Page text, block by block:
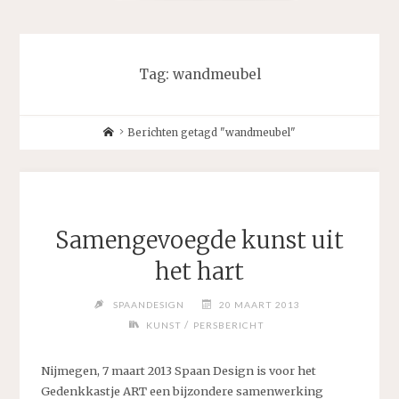
Tag: wandmeubel
HomeBerichten getagd "wandmeubel"
Samengevoegde kunst uit
het hart
SPAANDESIGN
20 MAART 2013
KUNST / PERSBERICHT
Nijmegen, 7 maart 2013 Spaan Design is voor het
Gedenkkastje ART een bijzondere samenwerking